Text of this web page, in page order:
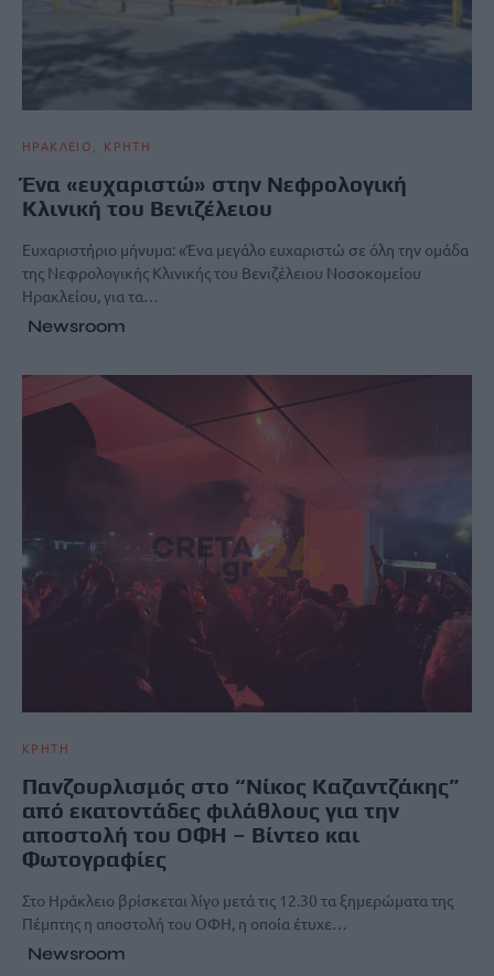
ΗΡΑΚΛΕΙΟ ΚΡΗΤΗ
Ένα «ευχαριστώ» στην Νεφρολογική
Κλινική του Βενιζέλειου
Ευχαριστήριο μήνυμα: «Ένα μεγάλο ευχαριστώ σε όλη την ομάδα
της Νεφρολογικής Κλινικής του Βενιζέλειου Νοσοκομείου
Ηρακλείου, για τα…
Newsroom
ΚΡΗΤΗ
Πανζουρλισμός στο “Νίκος Καζαντζάκης”
από εκατοντάδες φιλάθλους για την
αποστολή του ΟΦΗ – Βίντεο και
Φωτογραφίες
Στο Ηράκλειο βρίσκεται λίγο μετά τις 12.30 τα ξημερώματα της
Πέμπτης η αποστολή του ΟΦΗ, η οποία έτυχε…
Newsroom